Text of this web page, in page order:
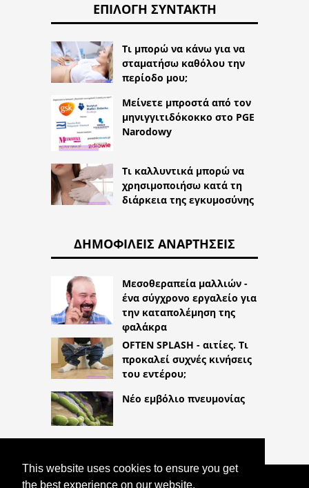
This website uses cookies to ensure you get
the best experience on our website.
ΕΠΙΛΟΓΉ ΣΥΝΤΆΚΤΗ
Τι μπορώ να κάνω για να
σταματήσω καθόλου την
περίοδο μου;
Μείνετε μπροστά από τον
μηνιγγιτιδόκοκκο στο PGE
Narodowy
Τι καλλυντικά μπορώ να
χρησιμοποιήσω κατά τη
διάρκεια της εγκυμοσύνης
ΔΗΜΟΦΙΛΕΊΣ ΑΝΑΡΤΉΣΕΙΣ
Μεσοθεραπεία μαλλιών -
ένα σύγχρονο εργαλείο για
την καταπολέμηση της
φαλάκρα
OFTEN SPLASH - αιτίες. Τι
προκαλεί συχνές κινήσεις
του εντέρου;
Νέο εμβόλιο πνευμονίας